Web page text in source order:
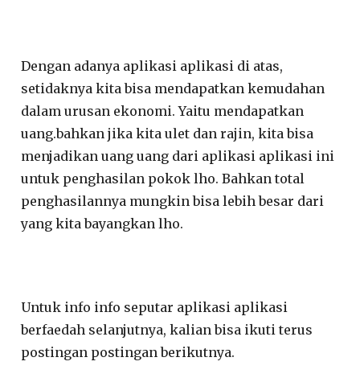
Dengan adanya aplikasi aplikasi di atas,
setidaknya kita bisa mendapatkan kemudahan
dalam urusan ekonomi. Yaitu mendapatkan
uang.bahkan jika kita ulet dan rajin, kita bisa
menjadikan uang uang dari aplikasi aplikasi ini
untuk penghasilan pokok lho. Bahkan total
penghasilannya mungkin bisa lebih besar dari
yang kita bayangkan lho.
Untuk info info seputar aplikasi aplikasi
berfaedah selanjutnya, kalian bisa ikuti terus
postingan postingan berikutnya.